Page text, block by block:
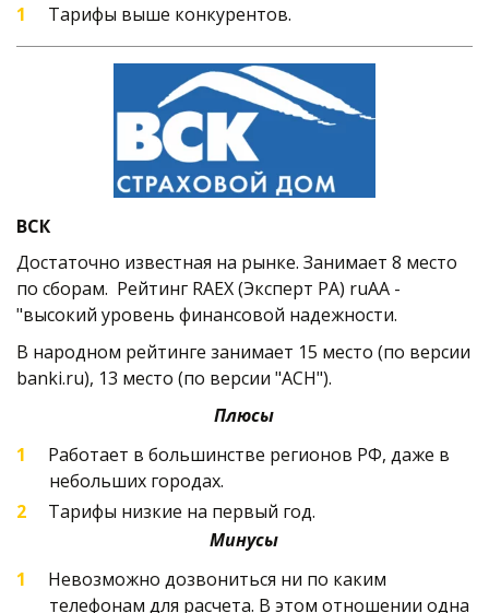
Тарифы выше конкурентов.
ВСК
Достаточно известная на рынке. Занимает 8 место
по сборам.  Рейтинг RAEX (Эксперт РА) ruAA -
"высокий уровень финансовой надежности.
В народном рейтинге занимает 15 место (по версии
banki.ru), 13 место (по версии "АСН").
Плюсы
Работает в большинстве регионов РФ, даже в
небольших городах.
Тарифы низкие на первый год.
Минусы
Невозможно дозвониться ни по каким
телефонам для расчета. В этом отношении одна